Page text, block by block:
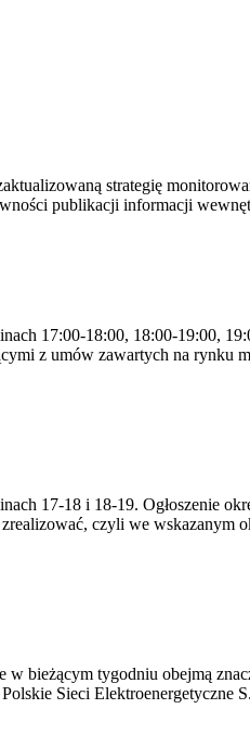
strategię
publikacji informacji
17:00-18:00, 18:00-19:00,
z umów zawartych na rynku
17-18 i 18-19. Ogłoszenie
czyli we wskazanym
bieżącym tygodniu obejmą
Sieci Elektroenergetyczne